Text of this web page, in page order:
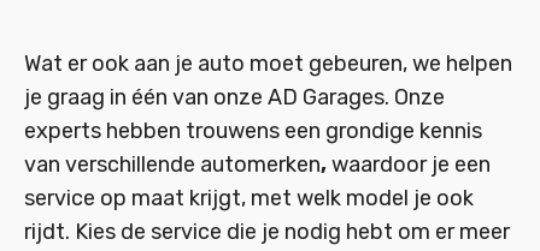
Wat er ook aan je auto moet gebeuren, we helpen
je graag in één van onze AD Garages. Onze
experts hebben trouwens een grondige kennis
van verschillende automerken,waardoor je een
service op maat krijgt, met welk model je ook
rijdt. Kies de service die je nodig hebt om er meer